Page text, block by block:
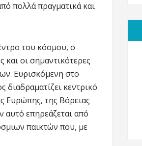
πολλά πραγματικά και
του κόσμου, ο
οι σημαντικότερες
Ευρισκόμενη στο
διαδραματίζει κεντρικό
Ευρώπης, της Βόρειας
αυτό επηρεάζεται από
παικτών που, με